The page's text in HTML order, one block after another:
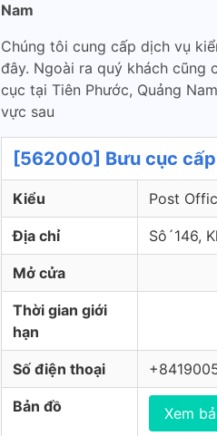
Nam
Chúng tôi cung cấp dịch vụ
đây. Ngoài ra quý khách cũng
cục tại Tiên Phước, Quảng
vực sau
[562000] Bưu cục
Kiểu Post
Địa chỉ Sô´146,
Mở cửa
Thời gian giới
hạn
Số điện thoại
Bản đồ Xem